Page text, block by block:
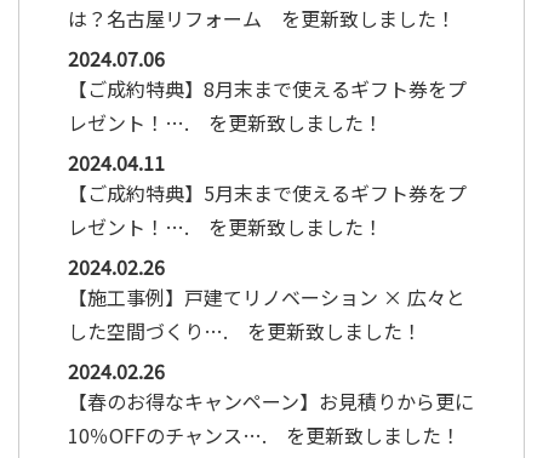
は？名古屋リフォーム を更新致しました！
2024.07.06
【ご成約特典】8月末まで使えるギフト券をプ
レゼント！…. を更新致しました！
2024.04.11
【ご成約特典】5月末まで使えるギフト券をプ
レゼント！…. を更新致しました！
2024.02.26
【施工事例】戸建てリノベーション × 広々と
した空間づくり…. を更新致しました！
2024.02.26
【春のお得なキャンペーン】お見積りから更に
10％OFFのチャンス…. を更新致しました！